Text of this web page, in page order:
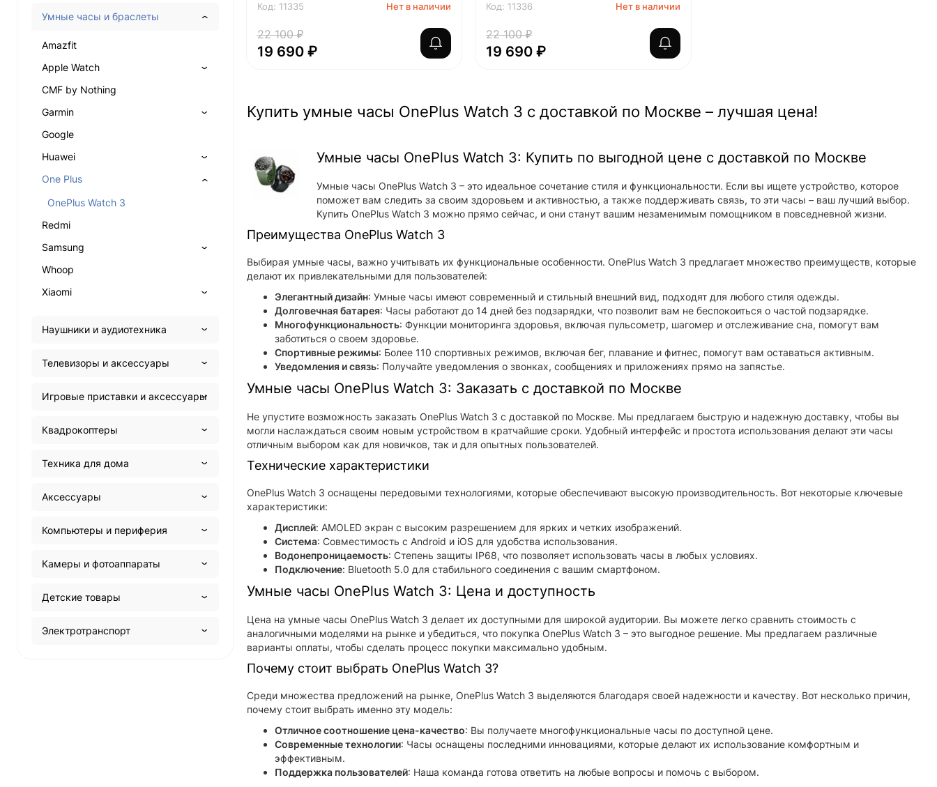
Умные часы и браслеты
Amazfit
Apple Watch
CMF by Nothing
Garmin
Google
Huawei
One Plus
OnePlus Watch 3
Redmi
Samsung
Whoop
Xiaomi
Наушники и аудиотехника
Телевизоры и аксессуары
Игровые приставки и аксессуары
Квадрокоптеры
Техника для дома
Аксессуары
Компьютеры и периферия
Камеры и фотоаппараты
Детские товары
Электротранспорт
Код: 11335 Нет в наличии
22 100 ₽
19 690 ₽
Код: 11336 Нет в наличии
22 100 ₽
19 690 ₽
Купить умные часы OnePlus Watch 3 с доставкой по Москве – лучшая цена!
Умные часы OnePlus Watch 3: Купить по выгодной цене с доставкой по Москве
Умные часы OnePlus Watch 3 – это идеальное сочетание стиля и функциональности. Если вы ищете устройство, которое
поможет вам следить за своим здоровьем и активностью, а также поддерживать связь, то эти часы – ваш лучший выбор.
Купить OnePlus Watch 3 можно прямо сейчас, и они станут вашим незаменимым помощником в повседневной жизни.
Преимущества OnePlus Watch 3
Выбирая умные часы, важно учитывать их функциональные особенности. OnePlus Watch 3 предлагает множество преимуществ, которые
делают их привлекательными для пользователей:
Элегантный дизайн: Умные часы имеют современный и стильный внешний вид, подходят для любого стиля одежды.
Долговечная батарея: Часы работают до 14 дней без подзарядки, что позволит вам не беспокоиться о частой подзарядке.
Многофункциональность: Функции мониторинга здоровья, включая пульсометр, шагомер и отслеживание сна, помогут вам
заботиться о своем здоровье.
Спортивные режимы: Более 110 спортивных режимов, включая бег, плавание и фитнес, помогут вам оставаться активным.
Уведомления и связь: Получайте уведомления о звонках, сообщениях и приложениях прямо на запястье.
Умные часы OnePlus Watch 3: Заказать с доставкой по Москве
Не упустите возможность заказать OnePlus Watch 3 с доставкой по Москве. Мы предлагаем быструю и надежную доставку, чтобы вы
могли наслаждаться своим новым устройством в кратчайшие сроки. Удобный интерфейс и простота использования делают эти часы
отличным выбором как для новичков, так и для опытных пользователей.
Технические характеристики
OnePlus Watch 3 оснащены передовыми технологиями, которые обеспечивают высокую производительность. Вот некоторые ключевые
характеристики:
Дисплей: AMOLED экран с высоким разрешением для ярких и четких изображений.
Система: Совместимость с Android и iOS для удобства использования.
Водонепроницаемость: Степень защиты IP68, что позволяет использовать часы в любых условиях.
Подключение: Bluetooth 5.0 для стабильного соединения с вашим смартфоном.
Умные часы OnePlus Watch 3: Цена и доступность
Цена на умные часы OnePlus Watch 3 делает их доступными для широкой аудитории. Вы можете легко сравнить стоимость с
аналогичными моделями на рынке и убедиться, что покупка OnePlus Watch 3 – это выгодное решение. Мы предлагаем различные
варианты оплаты, чтобы сделать процесс покупки максимально удобным.
Почему стоит выбрать OnePlus Watch 3?
Среди множества предложений на рынке, OnePlus Watch 3 выделяются благодаря своей надежности и качеству. Вот несколько причин,
почему стоит выбрать именно эту модель:
Отличное соотношение цена-качество: Вы получаете многофункциональные часы по доступной цене.
Современные технологии: Часы оснащены последними инновациями, которые делают их использование комфортным и
эффективным.
Поддержка пользователей: Наша команда готова ответить на любые вопросы и помочь с выбором.